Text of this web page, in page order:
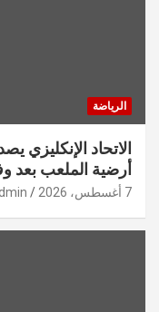
الرياضة
الاتحاد
أرضية الملعب بعد
7 أغسطس، 2026